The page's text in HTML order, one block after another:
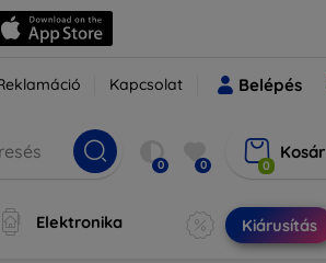
Kapcsolat Belépés
0 0 0
Kosár
Elektronika Kiárusítás